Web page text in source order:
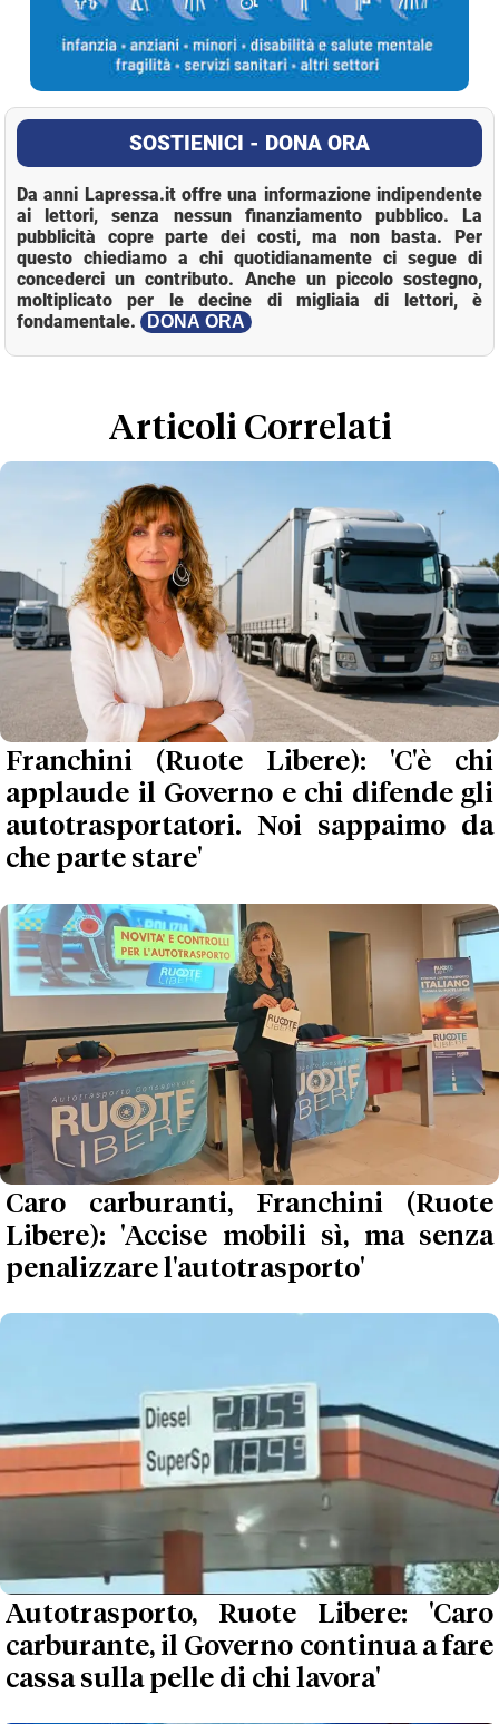
SOSTIENICI - DONA ORA
Da anni Lapressa.it offre una informazione indipendente
ai lettori, senza nessun finanziamento pubblico. La
pubblicità copre parte dei costi, ma non basta. Per
questo chiediamo a chi quotidianamente ci segue di
concederci un contributo. Anche un piccolo sostegno,
moltiplicato per le decine di migliaia di lettori, è
fondamentale.
DONA ORA
Articoli Correlati
Franchini (Ruote Libere): 'C'è chi
applaude il Governo e chi difende gli
autotrasportatori. Noi sappaimo da
che parte stare'
Caro carburanti, Franchini (Ruote
Libere): 'Accise mobili sì, ma senza
penalizzare l'autotrasporto'
Autotrasporto, Ruote Libere: 'Caro
carburante, il Governo continua a fare
cassa sulla pelle di chi lavora'